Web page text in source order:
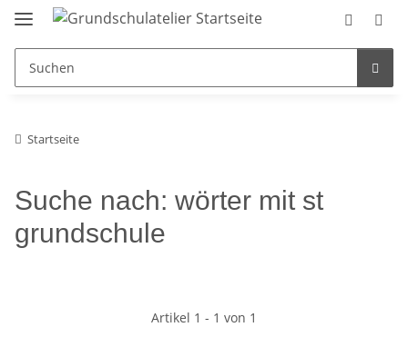
Startseite
Suche nach: wörter mit st
grundschule
Artikel 1 - 1 von 1